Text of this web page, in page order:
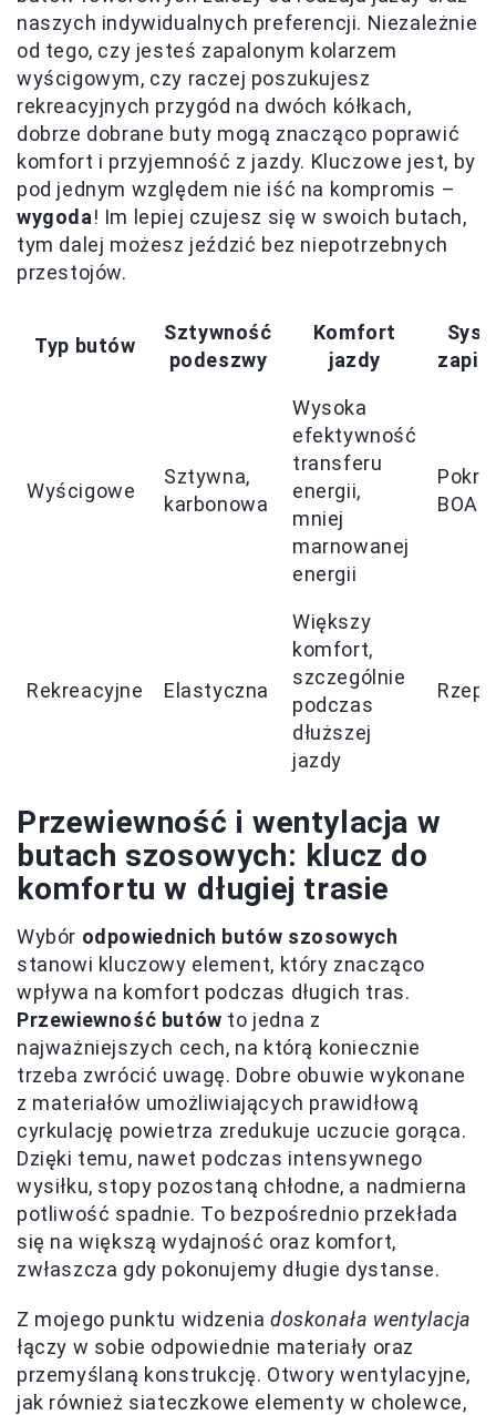
naszych indywidualnych preferencji. Niezależnie
od tego, czy jesteś zapalonym kolarzem
wyścigowym, czy raczej poszukujesz
rekreacyjnych przygód na dwóch kółkach,
dobrze dobrane buty mogą znacząco poprawić
komfort i przyjemność z jazdy. Kluczowe jest, by
pod jednym względem nie iść na kompromis –
wygoda! Im lepiej czujesz się w swoich butach,
tym dalej możesz jeździć bez niepotrzebnych
przestojów.
Typ butów
Sztywność
podeszwy
Komfort
jazdy
Wyścigowe
Sztywna,
karbonowa
Wysoka
efektywność
transferu
energii,
mniej
marnowanej
energii
BOA
Rekreacyjne Elastyczna
Większy
komfort,
szczególnie
podczas
dłuższej
jazdy
Rzepy
Przewiewność i wentylacja w
butach szosowych: klucz do
komfortu w długiej trasie
Wybór odpowiednich butów szosowych
stanowi kluczowy element, który znacząco
wpływa na komfort podczas długich tras.
Przewiewność butów to jedna z
najważniejszych cech, na którą koniecznie
trzeba zwrócić uwagę. Dobre obuwie wykonane
z materiałów umożliwiających prawidłową
cyrkulację powietrza zredukuje uczucie gorąca.
Dzięki temu, nawet podczas intensywnego
wysiłku, stopy pozostaną chłodne, a nadmierna
potliwość spadnie. To bezpośrednio przekłada
się na większą wydajność oraz komfort,
zwłaszcza gdy pokonujemy długie dystanse.
Z mojego punktu widzenia doskonała wentylacja
łączy w sobie odpowiednie materiały oraz
przemyślaną konstrukcję. Otwory wentylacyjne,
jak również siateczkowe elementy w cholewce,